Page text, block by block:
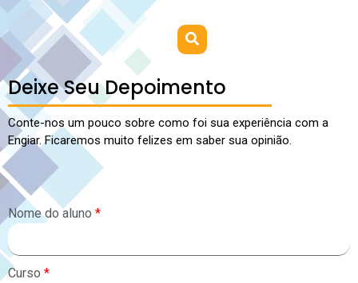
Deixe Seu Depoimento
Conte-nos um pouco sobre como foi sua experiência com a
Engiar. Ficaremos muito felizes em saber sua opinião.
Nome do aluno *
Curso *